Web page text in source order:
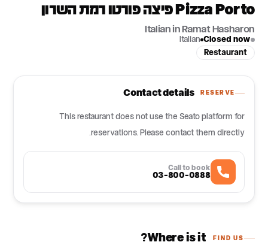
Pizza Porto פיצה פורטו רמת השרון
Italian in Ramat Hasharon
Closed now
Italian
Restaurant
RESERVE
Contact details
This restaurant does not use the Seato platform for
reservations. Please contact them directly.
Call to book
03-800-0888
FIND US
Where is it?